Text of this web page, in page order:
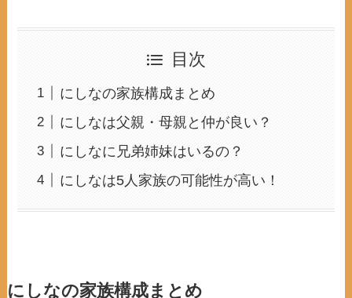
目次
にしなの家族構成まとめ
にしなは父親・母親と仲が良い？
にしなに兄弟姉妹はいるの？
にしなは5人家族の可能性が高い！
にしなの家族構成まとめ